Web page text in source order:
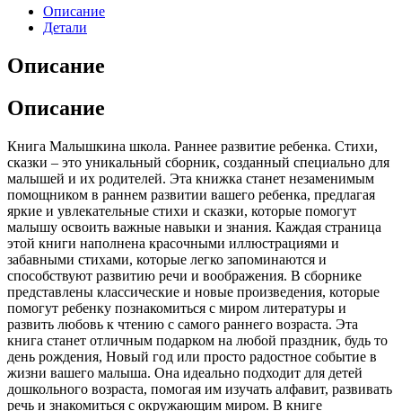
Описание
Детали
Описание
Описание
Книга Малышкина школа. Раннее развитие ребенка. Стихи,
сказки – это уникальный сборник, созданный специально для
малышей и их родителей. Эта книжка станет незаменимым
помощником в раннем развитии вашего ребенка, предлагая
яркие и увлекательные стихи и сказки, которые помогут
малышу освоить важные навыки и знания. Каждая страница
этой книги наполнена красочными иллюстрациями и
забавными стихами, которые легко запоминаются и
способствуют развитию речи и воображения. В сборнике
представлены классические и новые произведения, которые
помогут ребенку познакомиться с миром литературы и
развить любовь к чтению с самого раннего возраста. Эта
книга станет отличным подарком на любой праздник, будь то
день рождения, Новый год или просто радостное событие в
жизни вашего малыша. Она идеально подходит для детей
дошкольного возраста, помогая им изучать алфавит, развивать
речь и знакомиться с окружающим миром. В книге